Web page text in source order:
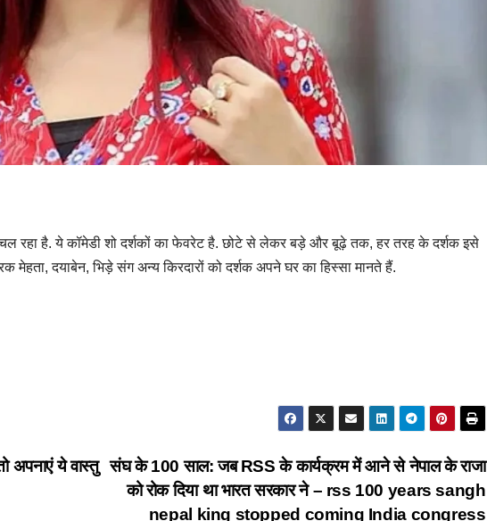
चल रहा है. ये कॉमेडी शो दर्शकों का फेवरेट है. छोटे से लेकर बड़े और बूढ़े तक, हर तरह के दर्शक इसे
दयाबेन, भिड़े संग अन्य किरदारों को दर्शक अपने घर का हिस्सा मानते हैं.
संघ के 100 साल: जब RSS के कार्यक्रम में आने से नेपाल के राजा
को रोक दिया था भारत सरकार ने – rss 100 years sangh
nepal king stopped coming India congress
अपनाएं ये वास्तु